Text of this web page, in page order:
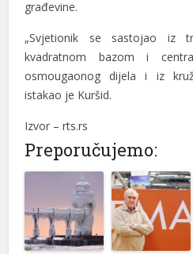
građevine.
„Svjetionik se sastojao iz
kvadratnom bazom i
osmougaonog dijela i iz
istakao je Kuršid.
Izvor – rts.rs
Preporučujemo: